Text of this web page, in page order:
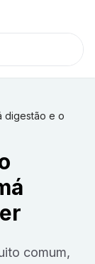
digestão e o